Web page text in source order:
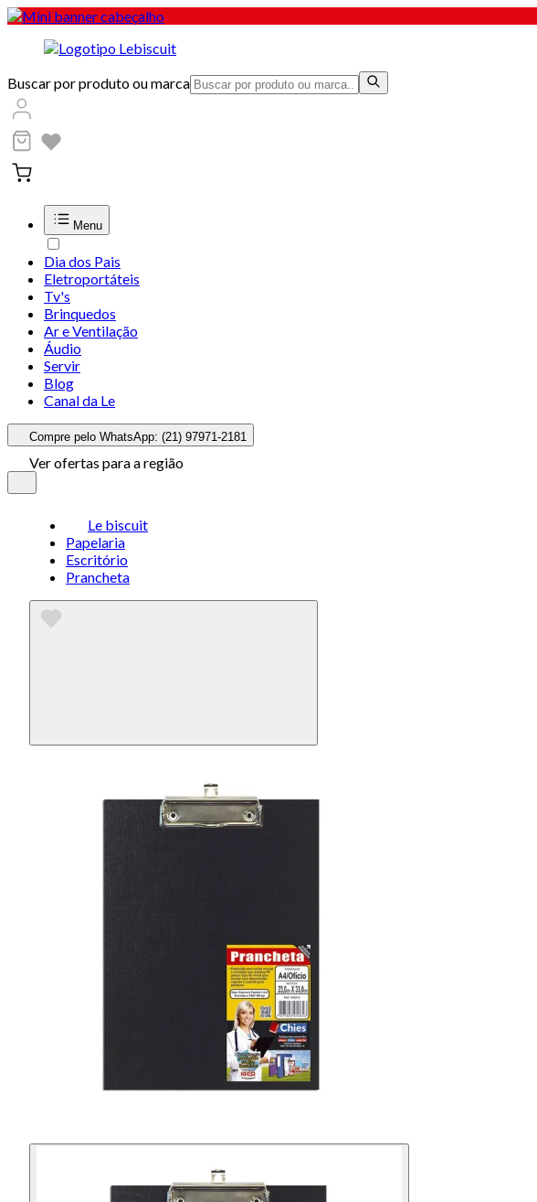
Buscar por produto ou marca
Menu
Dia dos Pais
Eletroportáteis
Tv's
Brinquedos
Ar e Ventilação
Áudio
Servir
Blog
Canal da Le
Compre pelo WhatsApp: (21) 97971-2181
Ver ofertas para a região
Le biscuit
Papelaria
Escritório
Prancheta